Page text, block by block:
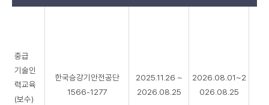
리
스
트
중급
기술인
력교육
(보수)
한국승강기안전공단
1566-1277
2025.11.26 ~
2026.08.25
2026.08.01~2
026.08.25